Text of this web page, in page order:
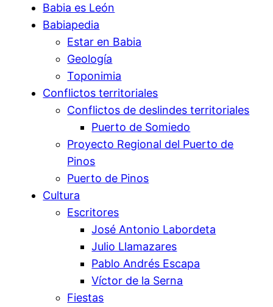
Babia es León
Babiapedia
Estar en Babia
Geología
Toponimia
Conflictos territoriales
Conflictos de deslindes territoriales
Puerto de Somiedo
Proyecto Regional del Puerto de
Pinos
Puerto de Pinos
Cultura
Escritores
José Antonio Labordeta
Julio Llamazares
Pablo Andrés Escapa
Víctor de la Serna
Fiestas